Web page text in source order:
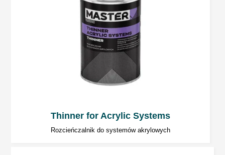
Pomiędzy warstwami: około 5 ÷ 10 minut
Przed wygrzewaniem: około 10 minut
Czas odparowania zależy od temperatury i
grubości warstwy.
µm:
około 3 godziny w 20°C
Thinner for Acrylic Systems
Rozcieńczalnik do systemów akrylowych